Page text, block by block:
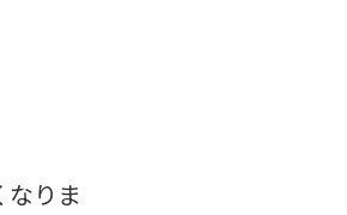
なりま